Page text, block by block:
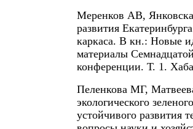
Меренков АВ,
развития
каркаса. В кн.: Новые
материалы
конференции. Т. 1.
Пеленкова МГ,
экологического
устойчивого развития